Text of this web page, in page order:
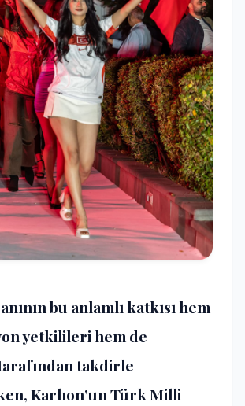
bu anlamlı katkısı hem
yetkilileri hem de
takdirle
Karlıon’un Türk Milli